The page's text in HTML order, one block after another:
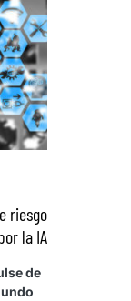
riesgo
la IA
de